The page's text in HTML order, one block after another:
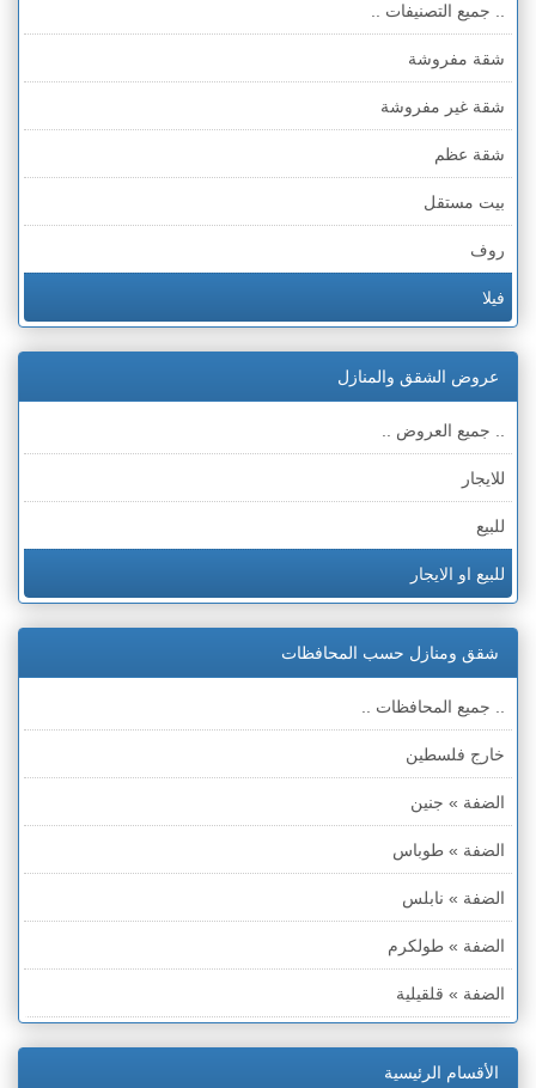
.. جميع التصنيفات ..
شقة مفروشة
شقة غير مفروشة
شقة عظم
بيت مستقل
روف
فيلا
ملحق
عروض الشقق والمنازل
.. جميع العروض ..
للايجار
للبيع
للبيع او الايجار
شقق ومنازل حسب المحافظات
.. جميع المحافظات ..
خارج فلسطين
الضفة » جنين
الضفة » طوباس
الضفة » نابلس
الضفة » طولكرم
الضفة » قلقيلية
الأقسام الرئيسية